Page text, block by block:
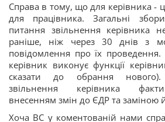
Справа в тому, що для керівника -
для працівника. Загальні
питання звільнення керівника
раніше, ніж через 30 днів з
повідомлення про їх
керівник виконує функції
сказати до обрання
звільнення керівника
внесенням змін до ЄДР та заміною
Хоча ВС у коментованій нами